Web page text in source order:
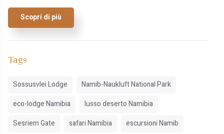
Scopri di più
Tags
Sossusvlei Lodge
Namib-Naukluft National Park
eco-lodge Namibia
lusso deserto Namibia
Sesriem Gate
safari Namibia
escursioni Namib